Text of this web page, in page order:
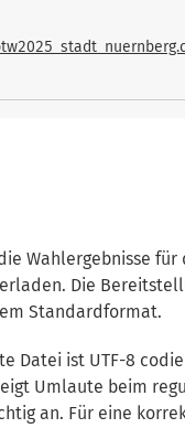
Wahlergebnisse
Die
Standardformat.
Datei ist UTF-8
Umlaute beim
an. Für eine